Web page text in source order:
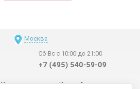
Москва
Сб-Вс с 10:00 до 21:00
+7 (495) 540-59-09
Поставщикам
Личный счет